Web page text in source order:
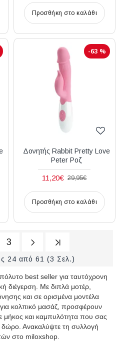
best seller για ταυτόχρονη
διέγερση. Με διπλά μοτέρ,
και σε ορισμένα μοντέλα
για κολπικό μασάζ, προσφέρουν
μήκος και καμπυλότητα που σας
δώρο. Ανακαλύψτε τη συλλογή
στο miloxshop.
Προσθήκη στο καλάθι
-63 %
Δονητής Rabbit Pretty Love
Peter Ροζ
11,20€ 29,95€
Προσθήκη στο καλάθι
3
24 από 61 (3 Σελ.)